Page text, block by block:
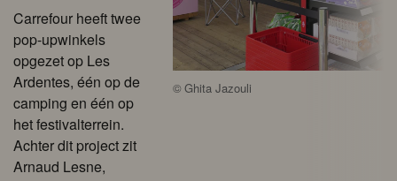
Carrefour heeft twee
pop-upwinkels
opgezet op Les
Ardentes, één op de
camping en één op
het festivalterrein.
Achter dit project zit
Arnaud Lesne,
©Ghita Jazouli